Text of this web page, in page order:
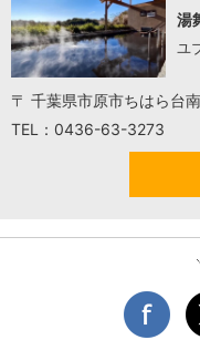
湯
ユ
〒 千葉県市原市ちはら台
TEL：0436-63-3273